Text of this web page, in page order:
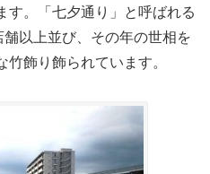
す。「七夕通り」と呼ばれる
以上並び、その年の世相を
飾り飾られています。